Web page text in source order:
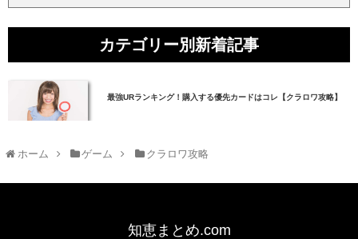
カテゴリー別新着記事
最強URランキング！購入する優先カードはコレ【クラロワ攻略】
ホーム ゲーム クラロワ攻略
知恵まとめ.com